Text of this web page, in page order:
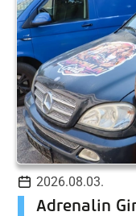
2026.08.03.
Adrenalin